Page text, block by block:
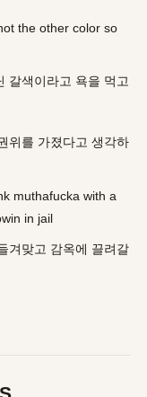
the other color so
갈색이라고 욕을 먹고
위를 가졌다고 생각하
muthafucka with a
in jail
겨맞고 감옥에 끌려갈